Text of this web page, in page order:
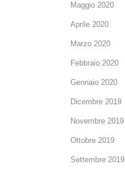
Maggio 2020
Aprile 2020
Marzo 2020
Febbraio 2020
Gennaio 2020
Dicembre 2019
Novembre 2019
Ottobre 2019
Settembre 2019